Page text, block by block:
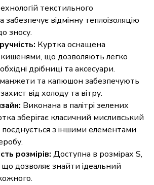
текстильного
відмінну теплоізоляцію
зносу.
Куртка оснащена
що дозволяють легко
дрібниці та аксесуари.
манжети та капюшон забезпечують
від холоду та вітру.
Виконана в палітрі зелених
зберігає класичний мисливський
поєднується з іншими елементами
розмірів: Доступна в розмірах S,
що дозволяє знайти ідеальний